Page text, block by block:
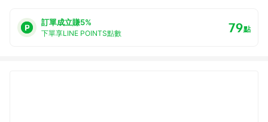
訂單成立賺5%
下單享LINE POINTS點數 79點